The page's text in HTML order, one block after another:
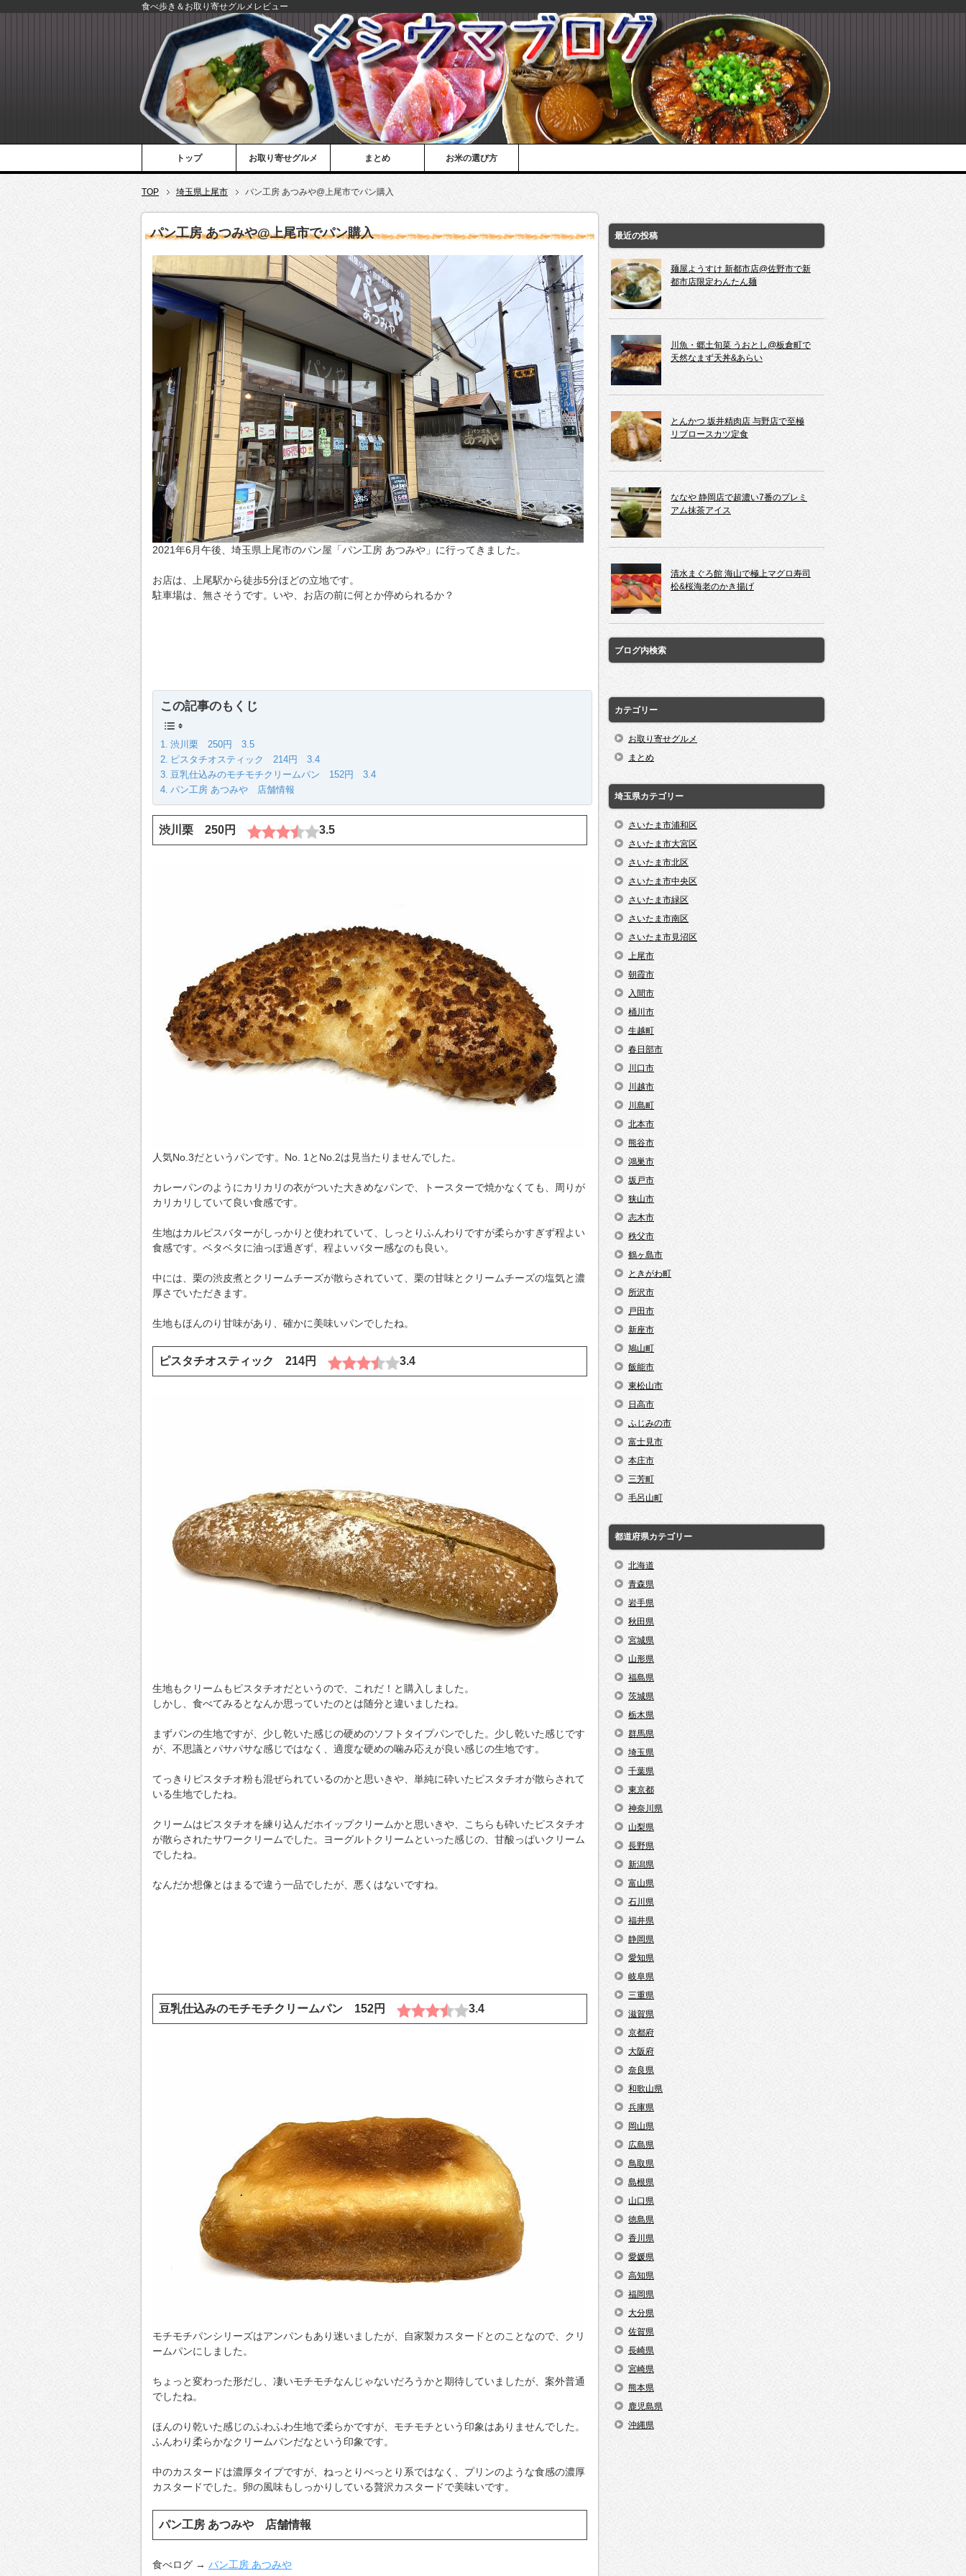
食べ歩き＆お取り寄せグルメレビュー
トップ お取り寄せグルメ まとめ お米の選び方
TOP 埼玉県上尾市 パン工房 あつみや@上尾市でパン購入
パン工房 あつみや@上尾市でパン購入
2021年6月午後、埼玉県上尾市のパン屋「パン工房 あつみや」に行ってきました。
お店は、上尾駅から徒歩5分ほどの立地です。
駐車場は、無さそうです。いや、お店の前に何とか停められるか？
この記事のもくじ
渋川栗 250円 3.5
ピスタチオスティック 214円 3.4
豆乳仕込みのモチモチクリームパン 152円 3.4
パン工房 あつみや 店舗情報
渋川栗 250円 3.5
人気No.3だというパンです。No. 1とNo.2は見当たりませんでした。
カレーパンのようにカリカリの衣がついた大きめなパンで、トースターで焼かなくても、周りが
カリカリしていて良い食感です。
生地はカルピスバターがしっかりと使われていて、しっとりふんわりですが柔らかすぎず程よい
食感です。ベタベタに油っぽ過ぎず、程よいバター感なのも良い。
中には、栗の渋皮煮とクリームチーズが散らされていて、栗の甘味とクリームチーズの塩気と濃
厚さでいただきます。
生地もほんのり甘味があり、確かに美味いパンでしたね。
ピスタチオスティック 214円 3.4
生地もクリームもピスタチオだというので、これだ！と購入しました。
しかし、食べてみるとなんか思っていたのとは随分と違いましたね。
まずパンの生地ですが、少し乾いた感じの硬めのソフトタイプパンでした。少し乾いた感じです
が、不思議とパサパサな感じではなく、適度な硬めの噛み応えが良い感じの生地です。
てっきりピスタチオ粉も混ぜられているのかと思いきや、単純に砕いたピスタチオが散らされて
いる生地でしたね。
クリームはピスタチオを練り込んだホイップクリームかと思いきや、こちらも砕いたピスタチオ
が散らされたサワークリームでした。ヨーグルトクリームといった感じの、甘酸っぱいクリーム
でしたね。
なんだか想像とはまるで違う一品でしたが、悪くはないですね。
豆乳仕込みのモチモチクリームパン 152円 3.4
モチモチパンシリーズはアンパンもあり迷いましたが、自家製カスタードとのことなので、クリ
ームパンにしました。
ちょっと変わった形だし、凄いモチモチなんじゃないだろうかと期待していましたが、案外普通
でしたね。
ほんのり乾いた感じのふわふわ生地で柔らかですが、モチモチという印象はありませんでした。
ふんわり柔らかなクリームパンだなという印象です。
中のカスタードは濃厚タイプですが、ねっとりべっとり系ではなく、プリンのような食感の濃厚
カスタードでした。卵の風味もしっかりしている贅沢カスタードで美味いです。
パン工房 あつみや 店舗情報
食べログ → パン工房 あつみや
最近の投稿
麺屋ようすけ 新都市店@佐野市で新
都市店限定わんたん麺
川魚・郷土旬菜 うおとし@板倉町で
天然なまず天丼&あらい
とんかつ 坂井精肉店 与野店で至極
リブロースカツ定食
ななや 静岡店で超濃い7番のプレミ
アム抹茶アイス
清水まぐろ館 海山で極上マグロ寿司
松&桜海老のかき揚げ
ブログ内検索
カテゴリー
お取り寄せグルメ
まとめ
埼玉県カテゴリー
さいたま市浦和区
さいたま市大宮区
さいたま市北区
さいたま市中央区
さいたま市緑区
さいたま市南区
さいたま市見沼区
上尾市
朝霞市
入間市
桶川市
生越町
春日部市
川口市
川越市
川島町
北本市
熊谷市
鴻巣市
坂戸市
狭山市
志木市
秩父市
鶴ヶ島市
ときがわ町
所沢市
戸田市
新座市
鳩山町
飯能市
東松山市
日高市
ふじみの市
富士見市
本庄市
三芳町
毛呂山町
都道府県カテゴリー
北海道
青森県
岩手県
秋田県
宮城県
山形県
福島県
茨城県
栃木県
群馬県
埼玉県
千葉県
東京都
神奈川県
山梨県
長野県
新潟県
富山県
石川県
福井県
静岡県
愛知県
岐阜県
三重県
滋賀県
京都府
大阪府
奈良県
和歌山県
兵庫県
岡山県
広島県
鳥取県
島根県
山口県
徳島県
香川県
愛媛県
高知県
福岡県
大分県
佐賀県
長崎県
宮崎県
熊本県
鹿児島県
沖縄県